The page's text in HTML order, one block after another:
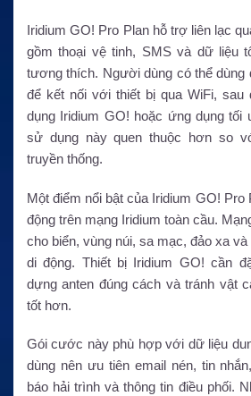
Iridium GO! Pro Plan hỗ trợ liên lạc
gồm thoại vệ tinh, SMS và dữ liệu
tương thích. Người dùng có thể dùng
để kết nối với thiết bị qua WiFi, sau
dụng Iridium GO! hoặc ứng dụng tối
sử dụng này quen thuộc hơn so
truyền thống.
Một điểm nổi bật của Iridium GO! Pro
động trên mạng Iridium toàn cầu.
cho biển, vùng núi, sa mạc, đảo xa
di động. Thiết bị Iridium GO! cần
dựng anten đúng cách và tránh vật
tốt hơn.
Gói cước này phù hợp với dữ liệu
dùng nên ưu tiên email nén, tin
báo hải trình và thông tin điều phối.